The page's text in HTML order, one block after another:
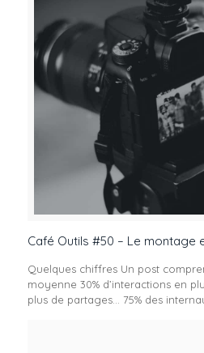
Café Outils #50 – Le
Quelques chiffres Un post
moyenne 30% d’interactions en
plus de partages… 75% des